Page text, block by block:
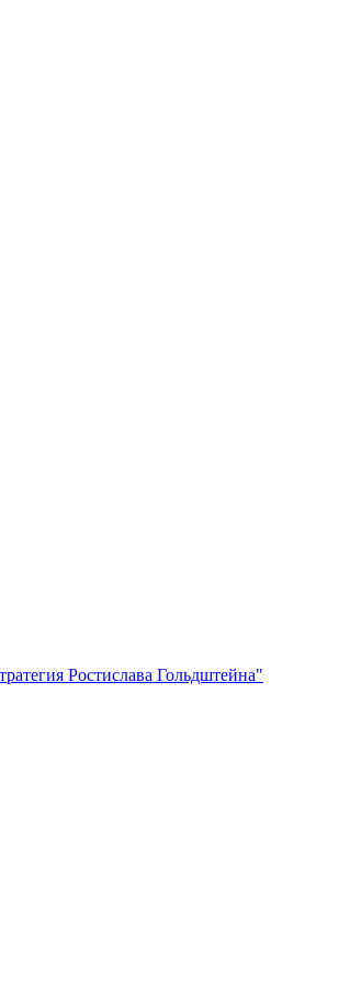
Ростислава Гольдштейна"